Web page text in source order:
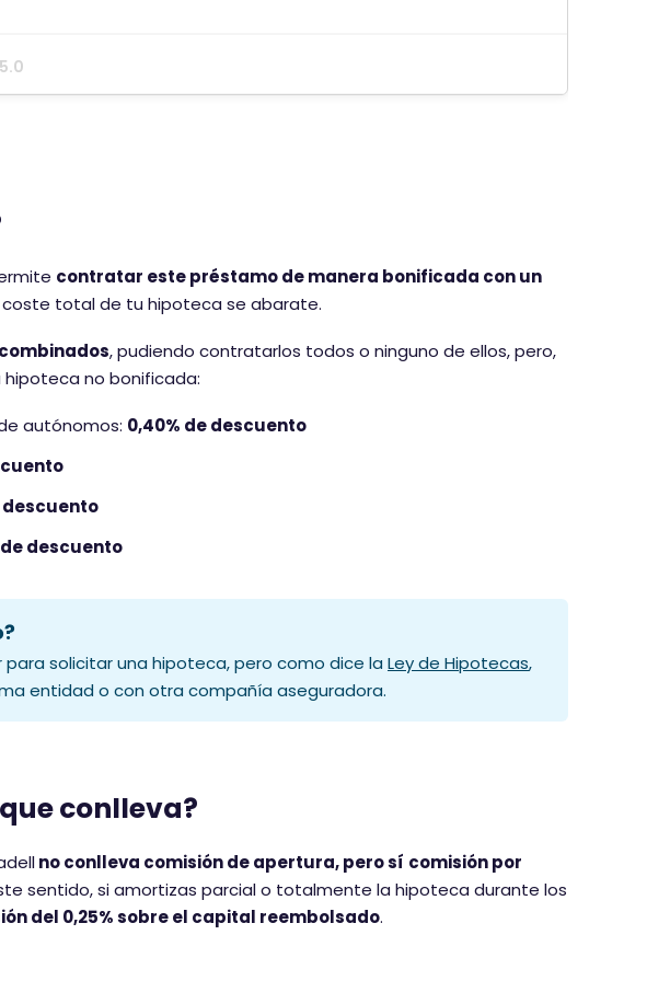
5.0
contratar este préstamo de manera bonificada con un
coste total de tu hipoteca se abarate.
, pudiendo contratarlos todos o ninguno de ellos, pero,
no bonificada:
autónomos: 0,40% de descuento
descuento
de descuento
solicitar una hipoteca, pero como dice la Ley de Hipotecas,
entidad o con otra compañía aseguradora.
conlleva?
no conlleva comisión de apertura, pero sí comisión por
sentido, si amortizas parcial o totalmente la hipoteca durante los
del 0,25% sobre el capital reembolsado.